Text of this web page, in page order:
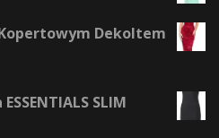
Dekoltem
SLIM